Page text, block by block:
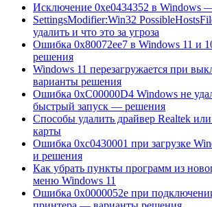
Исключение 0xe0434352 в Windows
SettingsModifier:Win32
удалить и что это за угроза
Ошибка 0x80072ee7 в Windows 11 и
решения
Windows 11 перезагружается при
варианты решения
Ошибка 0xC00000D4 Windows не
быстрый запуск — решения
Способы удалить драйвер Realtek
карты
Ошибка 0xc0430001 при загрузке
и решения
Как убрать пункты программ из
меню Windows 11
Ошибка 0x0000052e при